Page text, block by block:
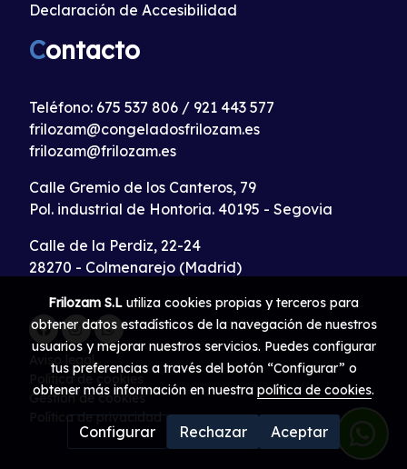
Declaración de Accesibilidad
Contacto
Teléfono: 675 537 806 / 921 443 577
frilozam@congeladosfrilozam.es
frilozam@frilozam.es
Calle Gremio de los Canteros, 79
Pol. industrial de Hontoria. 40195 - Segovia
Calle de la Perdiz, 22-24
28270 - Colmenarejo (Madrid)
Aviso legal
Política de cookies
Gestión de cookies
Política de privacidad
Frilozam S.L utiliza cookies propias y terceros para
obtener datos estadísticos de la navegación de nuestros
usuarios y mejorar nuestros servicios. Puedes configurar
tus preferencias a través del botón “Configurar” o
obtener más información en nuestra política de cookies.
Configurar Rechazar Aceptar